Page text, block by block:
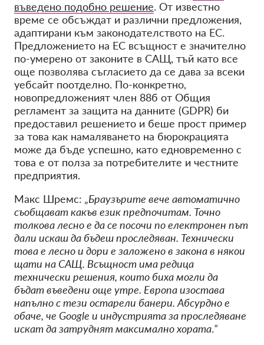
въведено подобно решение. От известно
време се обсъждат и различни предложения,
адаптирани към законодателството на ЕС.
Предложението на ЕС всъщност е значително
по-умерено от законите в САЩ, тъй като все
още позволява съгласието да се дава за всеки
уебсайт поотделно. По-конкретно,
новопредложеният член 88б от Общия
регламент за защита на данните (GDPR) би
предоставил решението и беше прост пример
за това как намаляването на бюрокрацията
може да бъде успешно, като едновременно с
това е от полза за потребителите и честните
предприятия.
Макс Шремс: „Браузърите вече автоматично
съобщават какъв език предпочитам. Точно
толкова лесно е да се посочи по електронен път
дали искаш да бъдеш проследяван. Технически
това е лесно и дори е заложено в закона в някои
щати на САЩ. Всъщност има редица
технически решения, които биха могли да
бъдат въведени още утре. Европа изостава
напълно с тези остарели банери. Абсурдно е
обаче, че Google и индустрията за проследяване
искат да затруднят максимално хората.“